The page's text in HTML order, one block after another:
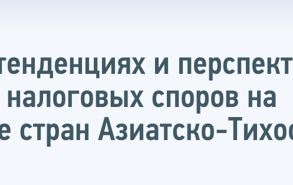
и
споров на
Азиатско-